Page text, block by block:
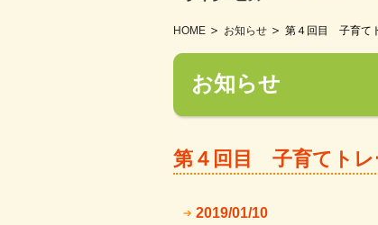
HOME お知らせ 第４回目 子育て
お知らせ
第４回目 子育てト
2019/01/10